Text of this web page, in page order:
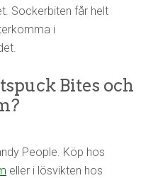
Sockerbiten får helt
i
Bites och
People. Köp hos
eller i lösvikten hos